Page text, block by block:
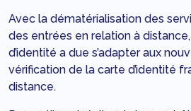
Avec la dématérialisation des
des entrées en relation à
d’identité a due s’adapter aux
vérification de la carte d’identité
distance.